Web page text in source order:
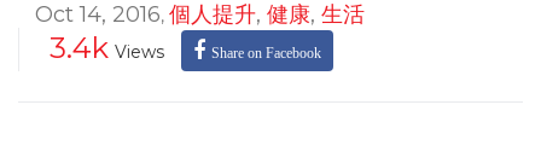
Oct 14, 2016, 個人提升, 健康, 生活
3.4k Views Share on Facebook